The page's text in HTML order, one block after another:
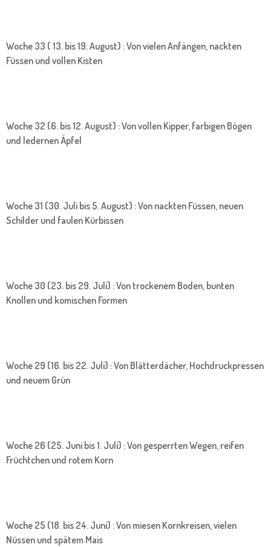
Woche 33 ( 13. bis 19. August) : Von vielen Anfängen, nackten
Füssen und vollen Kisten
Woche 32 (6. bis 12. August) : Von vollen Kipper, farbigen Bögen
und ledernen Äpfel
Woche 31 (30. Juli bis 5. August) : Von nackten Füssen, neuen
Schilder und faulen Kürbissen
Woche 30 (23. bis 29. Juli) : Von trockenem Boden, bunten
Knollen und komischen Formen
Woche 29 (16. bis 22. Juli) : Von Blätterdächer, Hochdruckpressen
und neuem Grün
Woche 26 (25. Juni bis 1. Juli) : Von gesperrten Wegen, reifen
Früchtchen und rotem Korn
Woche 25 (18. bis 24. Juni) : Von miesen Kornkreisen, vielen
Nüssen und spätem Mais